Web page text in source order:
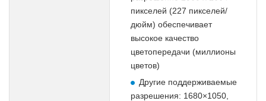
пикселей (227 пикселей/
дюйм) обеспечивает
высокое качество
цветопередачи (миллионы
цветов)
Другие поддерживаемые
разрешения: 1680×1050,